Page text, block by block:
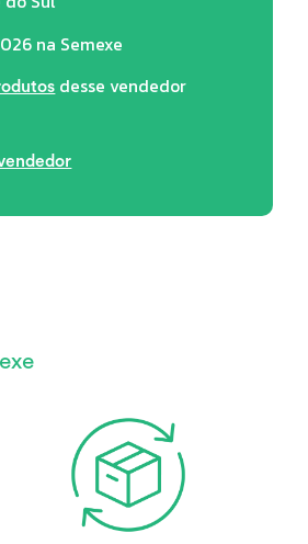
na Semexe
desse vendedor